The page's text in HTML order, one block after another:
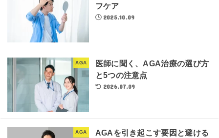
フケア
2025.10.09
AGA
医師に聞く、AGA治療の選び方
と5つの注意点
2026.07.09
AGA
AGAを引き起こす要因と避ける